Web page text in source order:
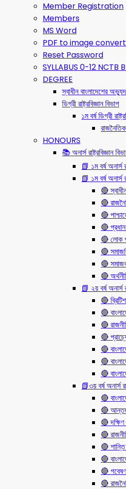
Member Registration
Members
MS Word
PDF to image
Reset Password
SYLLABUS 0-12 NCTB
DEGREE
স্বাধীন বাংলাদেশের
ডিগ্রী রাষ্ট্রবিজ্ঞান বিভাগ
১ম বর্ষ ডিগ্রী
HONOURS
📚 অনার্স রাষ্ট্রবিজ্ঞান
📗 ১ম বর্ষ অনার্স
📗 ১ম বর্ষ অনার্স
🔴
🔴
🔴
🔴
🔴 লোক
🔴
🔴
🔴
📗 ২য় বর্ষ অনার্স
🔴
🔴
🔴
🔴
🔴
🔴
🔴
📗৩য় বর্ষ অনার্স
🔴
🔴
🔴
🔴
🔴
🔴
🔴
🔴